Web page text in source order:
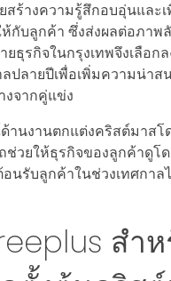
สร้างความรู้สึกอบอุ่นและเ
กับลูกค้า ซึ่งส่งผลต่อภาพ
ยธุรกิจในกรุงเทพจึงเลือก
ปลายปีเพื่อเพิ่มความน่าส
งจากคู่แข่ง
านงานตกแต่งคริสต์มาสโ
ช่วยให้ธุรกิจของลูกค้าดูโ
นรับลูกค้าในช่วงเทศกาล
สำ